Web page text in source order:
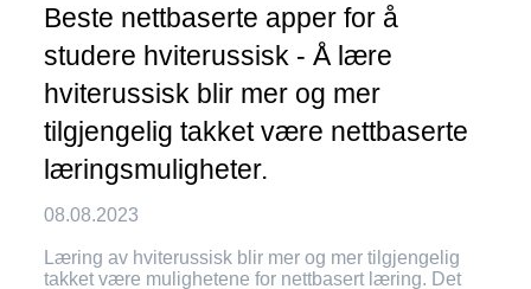
Beste nettbaserte apper for å
studere hviterussisk - Å lære
hviterussisk blir mer og mer
tilgjengelig takket være nettbaserte
læringsmuligheter.
08.08.2023
Læring av hviterussisk blir mer og mer tilgjengelig
takket være mulighetene for nettbasert læring. Det